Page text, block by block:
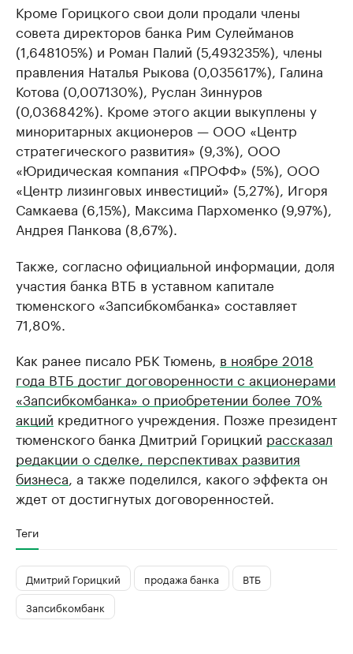
Кроме Горицкого свои доли продали члены
совета директоров банка Рим Сулейманов
(1,648105%) и Роман Палий (5,493235%), члены
правления Наталья Рыкова (0,035617%), Галина
Котова (0,007130%), Руслан Зиннуров
(0,036842%). Кроме этого акции выкуплены у
миноритарных акционеров — ООО «Центр
стратегического развития» (9,3%), ООО
«Юридическая компания «ПРОФФ» (5%), ООО
«Центр лизинговых инвестиций» (5,27%), Игоря
Самкаева (6,15%), Максима Пархоменко (9,97%),
Андрея Панкова (8,67%).
Также, согласно официальной информации, доля
участия банка ВТБ в уставном капитале
тюменского «Запсибкомбанка» составляет
71,80%.
Как ранее писало РБК Тюмень, в ноябре 2018
года ВТБ достиг договоренности с акционерами
«Запсибкомбанка» о приобретении более 70%
акций кредитного учреждения. Позже президент
тюменского банка Дмитрий Горицкий рассказал
редакции о сделке, перспективах развития
бизнеса , а также поделился, какого эффекта он
ждет от достигнутых договоренностей.
Теги
Дмитрий Горицкий продажа банка
ВТБ
Запсибкомбанк